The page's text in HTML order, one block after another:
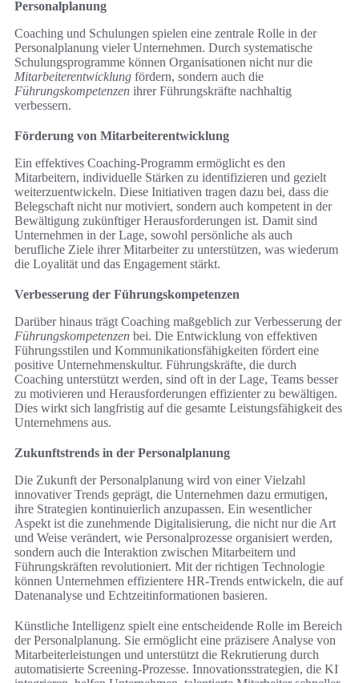
Personalplanung
Coaching und Schulungen spielen eine zentrale Rolle in der
Personalplanung vieler Unternehmen. Durch systematische
Schulungsprogramme können Organisationen nicht nur die
Mitarbeiterentwicklung fördern, sondern auch die
Führungskompetenzen ihrer Führungskräfte nachhaltig
verbessern.
Förderung von Mitarbeiterentwicklung
Ein effektives Coaching-Programm ermöglicht es den
Mitarbeitern, individuelle Stärken zu identifizieren und gezielt
weiterzuentwickeln. Diese Initiativen tragen dazu bei, dass die
Belegschaft nicht nur motiviert, sondern auch kompetent in der
Bewältigung zukünftiger Herausforderungen ist. Damit sind
Unternehmen in der Lage, sowohl persönliche als auch
berufliche Ziele ihrer Mitarbeiter zu unterstützen, was wiederum
die Loyalität und das Engagement stärkt.
Verbesserung der Führungskompetenzen
Darüber hinaus trägt Coaching maßgeblich zur Verbesserung der
Führungskompetenzen bei. Die Entwicklung von effektiven
Führungsstilen und Kommunikationsfähigkeiten fördert eine
positive Unternehmenskultur. Führungskräfte, die durch
Coaching unterstützt werden, sind oft in der Lage, Teams besser
zu motivieren und Herausforderungen effizienter zu bewältigen.
Dies wirkt sich langfristig auf die gesamte Leistungsfähigkeit des
Unternehmens aus.
Zukunftstrends in der Personalplanung
Die Zukunft der Personalplanung wird von einer Vielzahl
innovativer Trends geprägt, die Unternehmen dazu ermutigen,
ihre Strategien kontinuierlich anzupassen. Ein wesentlicher
Aspekt ist die zunehmende Digitalisierung, die nicht nur die Art
und Weise verändert, wie Personalprozesse organisiert werden,
sondern auch die Interaktion zwischen Mitarbeitern und
Führungskräften revolutioniert. Mit der richtigen Technologie
können Unternehmen effizientere HR-Trends entwickeln, die auf
Datenanalyse und Echtzeitinformationen basieren.
Künstliche Intelligenz spielt eine entscheidende Rolle im Bereich
der Personalplanung. Sie ermöglicht eine präzisere Analyse von
Mitarbeiterleistungen und unterstützt die Rekrutierung durch
automatisierte Screening-Prozesse. Innovationsstrategien, die KI